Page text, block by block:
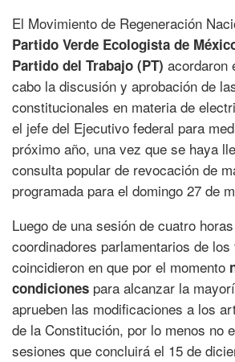
El Movimiento de Regeneración
Partido Verde Ecologista de
Partido del Trabajo (PT) acordaron
cabo la discusión y aprobación de
constitucionales en materia de
el jefe del Ejecutivo federal para
próximo año, una vez que se haya
consulta popular de revocación de
programada para el domingo 27 de
Luego de una sesión de cuatro
coordinadores parlamentarios de
coincidieron en que por el momento
condiciones para alcanzar la
aprueben las modificaciones a los
de la Constitución, por lo menos no
sesiones que concluirá el 15 de